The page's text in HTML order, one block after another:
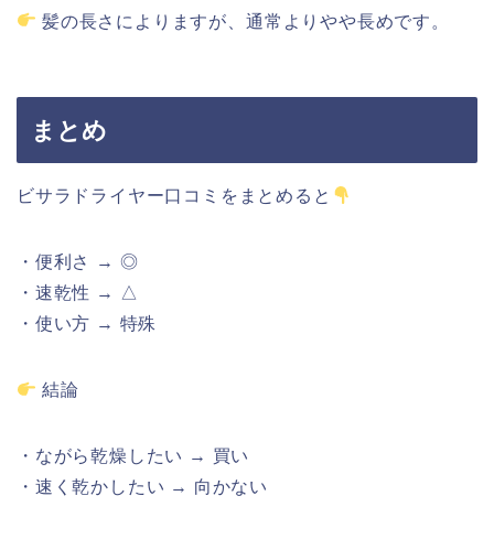
髪の長さ によりますが、 通常 よりやや長めです。
まとめ
ビサラドライヤー口 コミ を まとめる と
・ 便利さ → ◎
・ 速乾性 → △
・使い方 → 特殊
結論
・ ながら乾燥 したい → 買い
・ 速 く乾かしたい → 向かない